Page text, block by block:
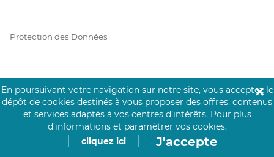
Protection des Données
Vie Privée
PAIEMENT SÉCURISÉ
En poursuivant votre navigation sur notre site, vous acceptez le
dépôt de cookies destinés à vous proposer des offres, contenus
et services adaptés à vos centres d’intérêts. Pour plus
d’informations et paramétrer vos cookies,
cliquez ici
. J'accepte
✕